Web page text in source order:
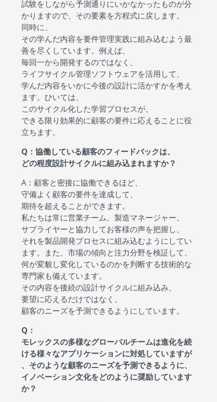
試験をしながら予測通りにいかなかったものが分
かりますので、その要素を方程式に戻します。
同時に、
その学んだ内容を要件管理実践に組み込むよう最
善を尽くしています。例えば、
毎回一から開発するのではなく、
ライフサイクル管理ソフトウェアを活用して、
学んだ内容をいかに今後の設計に活かすかを考え
ます。ひいては、
このサイクル化した学習プロセスが、
できる限り効果的に顧客の要件に応えることに役
立ちます。
Q：協働している顧客のフィードバックは、
どの程度設計サイクルに組み込まれますか？
A：顧客と密接に協働できるほど、
守備よく顧客の要件を達成して、
期待を超えることができます。
私たちは常に営業チーム、製造マネージャー、
サプライヤーと協力してお客様の声を把握し、
それを製品開発プロセスに組み込むようにしてい
ます。また、市場の傾向と注力分野を検証して、
何が変貌し変化しているのかを判断する技術的な
専門家も備えています。
その内容を後続の設計サイクルに組み込み、
要望に応えるだけではなく、
顧客のニーズを予測できるようにしています。
Q：
モレックスの多様なグローバルチームは進化を続
ける様々なアプリケーションに対処していますが
、そのような顧客のニーズを予測できるように、
イノベーション文化をどのように奨励しています
か？